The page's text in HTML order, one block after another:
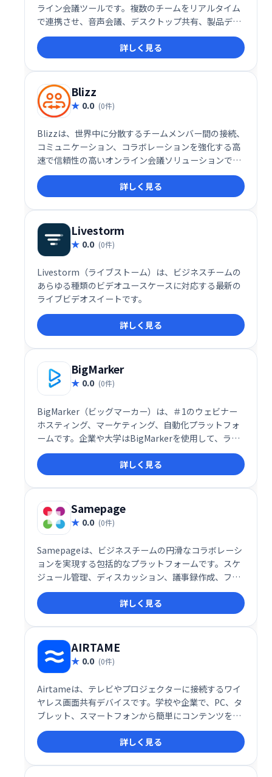
ライン会議ツールです。複数のチームをリアルタイム
で連携させ、音声会議、デスクトップ共有、製品デモ
などをスムーズに行えます。世界中の顧客と直接コミ
ュニケーションを取り、ビジネスを拡大しましょう。
詳しく見る
Blizz
0.0 (0件)
Blizzは、世界中に分散するチームメンバー間の接続、
コミュニケーション、コラボレーションを強化する高
速で信頼性の高いオンライン会議ソリューションで
す。必要なツールをすべて提供し、チームワークの向
上、ビジネスプロセスの最適化、生産性向上、強力な
リモートワーク環境構築を支援します。グローバルな
連携をスムーズに実現します。
詳しく見る
Livestorm
0.0 (0件)
Livestorm（ライブストーム）は、ビジネスチームの
あらゆる種類のビデオユースケースに対応する最新の
ライブビデオスイートです。
詳しく見る
BigMarker
0.0 (0件)
BigMarker（ビッグマーカー）は、＃1のウェビナー
ホスティング、マーケティング、自動化プラットフォ
ームです。企業や大学はBigMarkerを使用して、ライ
ブ、オンデマンド、自動化されたウェビナー、オンラ
インプレゼンテーション、トレーニング、イベントを
主催し、リード、顧客、その他の利害関係者と有意義
な会話を交わしています。
詳しく見る
Samepage
0.0 (0件)
Samepageは、ビジネスチームの円滑なコラボレーシ
ョンを実現する包括的なプラットフォームです。スケ
ジュール管理、ディスカッション、議事録作成、ファ
イル共有、インスタントメッセージ、タスク管理な
ど、チームワークに必要な機能を一つに集約。情報の
一元化による効率化と、スムーズなコミュニケーショ
ン促進で、生産性向上をサポートします。単一のプラ
ットフォームでチームワークを強化し、ビジネスの成
功に貢献します。
詳しく見る
AIRTAME
0.0 (0件)
Airtameは、テレビやプロジェクターに接続するワイ
ヤレス画面共有デバイスです。学校や企業で、PC、タ
ブレット、スマートフォンから簡単にコンテンツを共
有できます。アプリをダウンロードするだけで、面倒
な設定なしにストリーミングを開始。手軽に画面共有
を実現し、会議やプレゼンテーションを効率化しま
す。
詳しく見る